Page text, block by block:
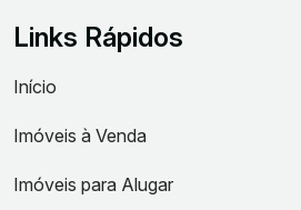
Links Rápidos
Início
Imóveis à Venda
Imóveis para Alugar